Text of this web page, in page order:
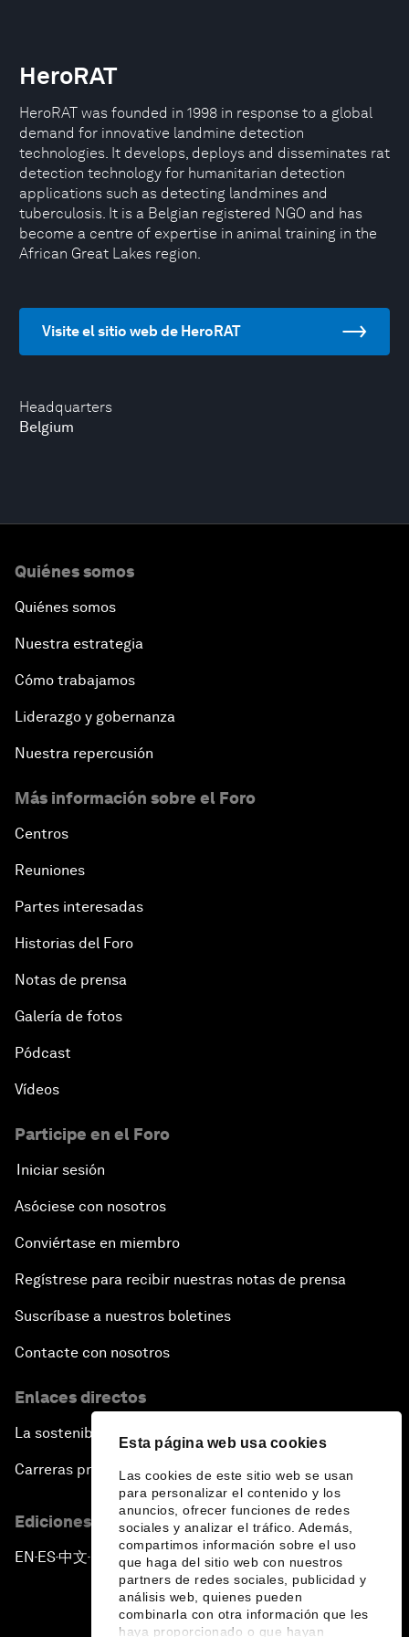
Esta página web usa cookies
Las cookies de este sitio web se usan
para personalizar el contenido y los
anuncios, ofrecer funciones de redes
sociales y analizar el tráfico. Además,
compartimos información sobre el uso
que haga del sitio web con nuestros
partners de redes sociales, publicidad y
análisis web, quienes pueden
combinarla con otra información que les
haya proporcionado o que hayan
Headquarters
Belgium
HeroRAT
HeroRAT was founded in 1998 in response to a global
demand for innovative landmine detection
technologies. It develops, deploys and disseminates rat
detection technology for humanitarian detection
applications such as detecting landmines and
tuberculosis. It is a Belgian registered NGO and has
become a centre of expertise in animal training in the
African Great Lakes region.
Visite el sitio web de HeroRAT
Quiénes somos
Quiénes somos
Nuestra estrategia
Cómo trabajamos
Liderazgo y gobernanza
Nuestra repercusión
Más información sobre el Foro
Centros
Reuniones
Partes interesadas
Historias del Foro
Notas de prensa
Galería de fotos
Pódcast
Vídeos
Participe en el Foro
Iniciar sesión
Asóciese con nosotros
Conviértase en miembro
Regístrese para recibir nuestras notas de prensa
Suscríbase a nuestros boletines
Contacte con nosotros
Enlaces directos
La sostenibilidad en el Foro
Carreras profesionales
Ediciones en otros idiomas
EN ▪ES▪中文▪ 日本語